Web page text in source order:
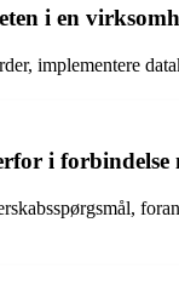
i en
implementere
i forbindelse